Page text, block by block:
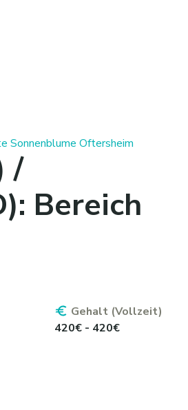
Sonnenblume Oftersheim
/
Bereich
Gehalt (Vollzeit)
420€ - 420€